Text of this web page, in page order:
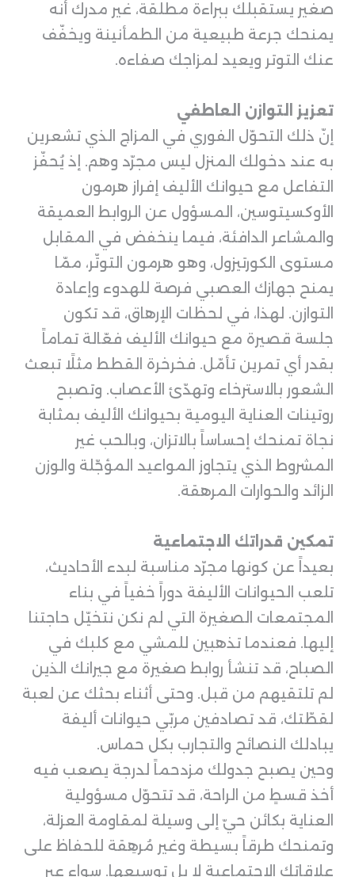
صغير يستقبلك ببراءة مطلقة، غير مدرك أنه
يمنحك جرعة طبيعية من الطمأنينة ويخفّف
عنك التوتر ويعيد لمزاجك صفاءه.
تعزيز التوازن العاطفي
إنّ ذلك التحوّل الفوري في المزاج الذي تشعرين
به عند دخولك المنزل ليس مجرّد وهم. إذ يُحفّز
التفاعل مع حيوانك الأليف إفراز هرمون
الأوكسيتوسين، المسؤول عن الروابط العميقة
والمشاعر الدافئة، فيما ينخفض في المقابل
مستوى الكورتيزول، وهو هرمون التوتّر، ممّا
يمنح جهازك العصبي فرصة للهدوء وإعادة
التوازن. لهذا، في لحظات الإرهاق، قد تكون
جلسة قصيرة مع حيوانك الأليف فعّالة تماماً
بقدر أي تمرين تأمّل. فخرخرة القطط مثلًا تبعث
الشعور بالاسترخاء وتهدّئ الأعصاب. وتصبح
روتينات العناية اليومية بحيوانك الأليف بمثابة
نجاة تمنحك إحساساً بالاتزان، وبالحب غير
المشروط الذي يتجاوز المواعيد المؤجّلة والوزن
الزائد والحوارات المرهقة.
تمكين قدراتك الاجتماعية
بعيداً عن كونها مجرّد مناسبة لبدء الأحاديث،
تلعب الحيوانات الأليفة دوراً خفياً في بناء
المجتمعات الصغيرة التي لم نكن نتخيّل حاجتنا
إليها. فعندما تذهبين للمشي مع كلبك في
الصباح، قد تنشأ روابط صغيرة مع جيرانك الذين
لم تلتقيهم من قبل. وحتى أثناء بحثك عن لعبة
لقطّتك، قد تصادفين مربّي حيوانات أليفة
يبادلك النصائح والتجارب بكل حماس.
وحين يصبح جدولك مزدحماً لدرجة يصعب فيه
أخذ قسطٍ من الراحة، قد تتحوّل مسؤولية
العناية بكائن حيّ إلى وسيلة لمقاومة العزلة،
وتمنحك طرقاً بسيطة وغير مُرهِقة للحفاظ على
علاقاتك الاجتماعية لا بل توسيعها. سواء عبر